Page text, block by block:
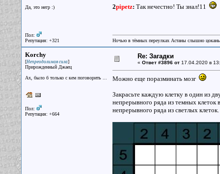
Да, это негр :)
Пол:
Репутация: +321
2pipetz: Так нечестно! Ты знал!11
Ночью в тёмных переулках Астаны слышно
Korchy
[Непреодолимая сила]
Прирожденный Джаец
Ах, было б только с кем поговорить ...
Пол:
Репутация: +664
Re: Загадки
« Ответ #3896 от17.04.2020 в
Можно еще поразминать мозг
Закрасьте каждую клетку в один из
непрерывного ряда из темных клеток
непрерывного ряда из светлых клеток.